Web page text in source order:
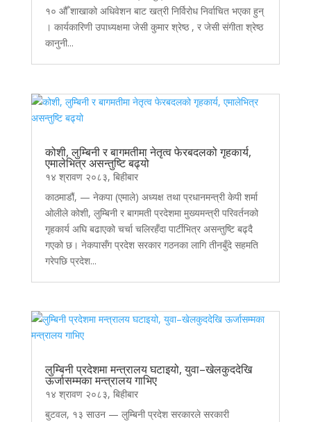
१० औँ शाखाको अधिवेशन बाट खत्री निर्विरोध निर्वाचित भएका हुन्
। कार्यकारिणी उपाध्यक्षमा जेसी कुमार श्रेष्ठ , र जेसी संगीता श्रेष्ठ
कानुनी...
कोशी, लुम्बिनी र बागमतीमा नेतृत्व फेरबदलको गृहकार्य,
एमालेभित्र असन्तुष्टि बढ्यो
१४ श्रावण २०८३, बिहीबार
काठमाडौं, — नेकपा (एमाले) अध्यक्ष तथा प्रधानमन्त्री केपी शर्मा
ओलीले कोशी, लुम्बिनी र बागमती प्रदेशमा मुख्यमन्त्री परिवर्तनको
गृहकार्य अघि बढाएको चर्चा चलिरहँदा पार्टीभित्र असन्तुष्टि बढ्दै
गएको छ। नेकपासँग प्रदेश सरकार गठनका लागि तीनबुँदे सहमति
गरेपछि प्रदेश...
लुम्बिनी प्रदेशमा मन्त्रालय घटाइयो, युवा–खेलकुददेखि
ऊर्जासम्मका मन्त्रालय गाभिए
१४ श्रावण २०८३, बिहीबार
बुटवल, १३ साउन — लुम्बिनी प्रदेश सरकारले सरकारी